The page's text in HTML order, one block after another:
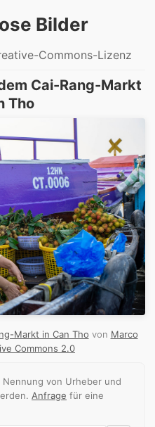
Bilder
Commons-Lizenz
Cai-Rang-Markt
Tho
Markt in Can Tho von Marco
Commons 2.0
von Urheber und
Anfrage für eine